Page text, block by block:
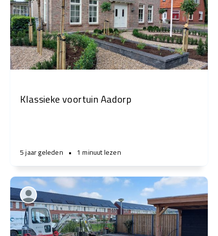
Klassieke voortuin Aadorp
5 jaar geleden • 1 minuut lezen